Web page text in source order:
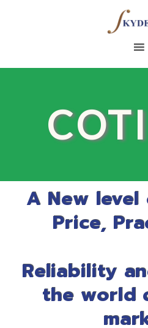
A New
Price,
Reliability
the world